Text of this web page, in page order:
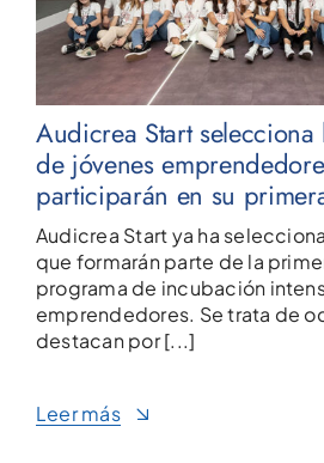
Audicrea Start
de jóvenes
participarán en su
Audicrea Start ya ha
que formarán parte de la
programa de incubación
emprendedores. Se trata de
destacan por [...]
Leer más